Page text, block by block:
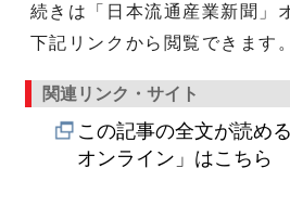
続きは「日本流通産業新聞」
下記リンクから閲覧できます。
関連リンク・サイト
この記事の全文が読め
オンライン」はこちら